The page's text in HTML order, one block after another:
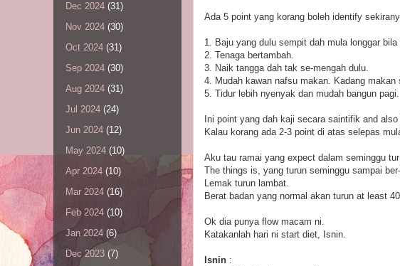
Ada 5 point yang korang boleh identify
1. Baju yang dulu sempit dah mula longgar bila
2. Tenaga bertambah.
3. Naik tangga dah tak se-mengah dulu.
4. Mudah kawan nafsu makan. Kadang makan
5. Tidur lebih nyenyak dan mudah bangun pagi.
Ini point yang dah kaji secara saintifik and
Kalau korang ada 2-3 point di atas selepas
Aku tau ramai yang expect dalam seminggu
The things is, yang turun seminggu sampai
Lemak turun lambat.
Berat badan yang normal akan turun at least
Ok dia punya flow macam ni.
Katakanlah hari ni start diet, Isnin.
Isnin :
Dec 2024 (31)
Nov 2024 (30)
Oct 2024 (31)
Sep 2024 (30)
Aug 2024 (31)
Jul 2024 (24)
Jun 2024 (12)
May 2024 (10)
Apr 2024 (10)
Mar 2024 (16)
Feb 2024 (10)
Jan 2024 (6)
Dec 2023 (7)